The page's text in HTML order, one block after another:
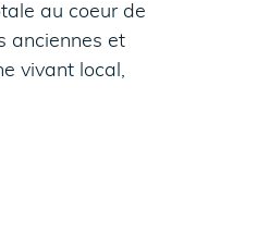
au coeur de
anciennes et
vivant local,